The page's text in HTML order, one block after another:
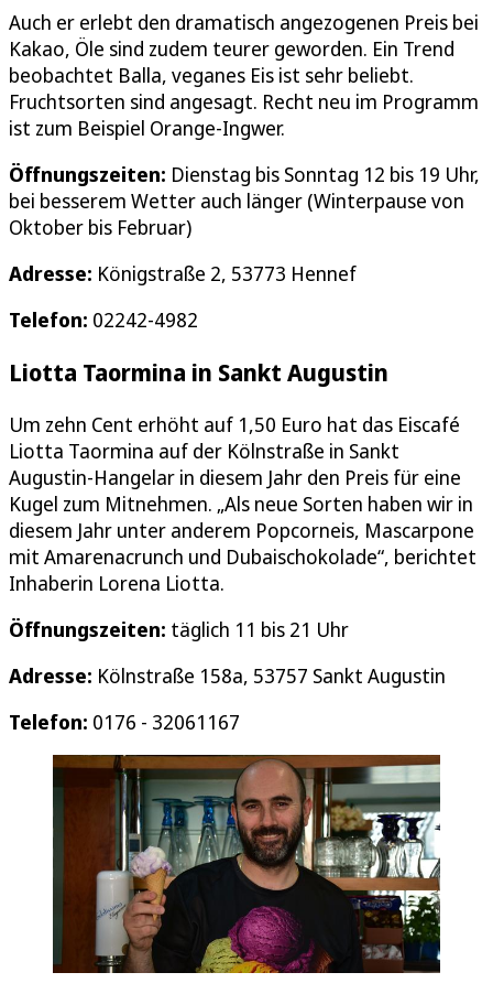
Auch er erlebt den dramatisch angezogenen Preis bei
Kakao, Öle sind zudem teurer geworden. Ein Trend
beobachtet Balla, veganes Eis ist sehr beliebt.
Fruchtsorten sind angesagt. Recht neu im Programm
ist zum Beispiel Orange-Ingwer.
Öffnungszeiten: Dienstag bis Sonntag 12 bis 19 Uhr,
bei besserem Wetter auch länger (Winterpause von
Oktober bis Februar)
Adresse: Königstraße 2, 53773 Hennef
Telefon: 02242-4982
Liotta Taormina in Sankt Augustin
Um zehn Cent erhöht auf 1,50 Euro hat das Eiscafé
Liotta Taormina auf der Kölnstraße in Sankt
Augustin-Hangelar in diesem Jahr den Preis für eine
Kugel zum Mitnehmen. „Als neue Sorten haben wir in
diesem Jahr unter anderem Popcorneis, Mascarpone
mit Amarenacrunch und Dubaischokolade“, berichtet
Inhaberin Lorena Liotta.
Öffnungszeiten: täglich 11 bis 21 Uhr
Adresse: Kölnstraße 158a, 53757 Sankt Augustin
Telefon: 0176 - 32061167